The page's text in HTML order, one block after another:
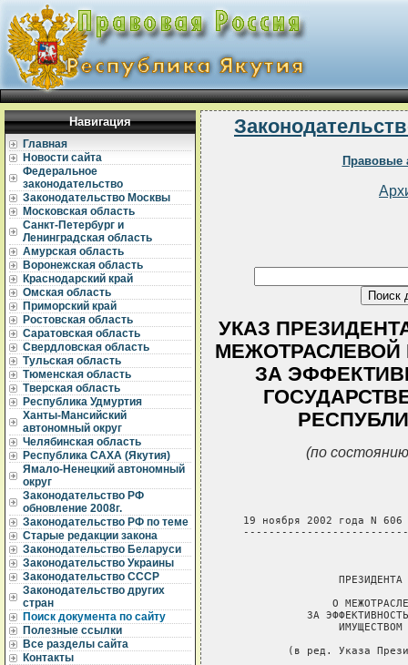
Навигация
Главная
Новости сайта
Федеральное
законодательство
Законодательство Москвы
Московская область
Санкт-Петербург и
Ленинградская область
Амурская область
Воронежская область
Краснодарский край
Омская область
Приморский край
Ростовская область
Саратовская область
Свердловская область
Тульская область
Тюменская область
Тверская область
Республика Удмуртия
Ханты-Мансийский
автономный округ
Челябинская область
Республика САХА (Якутия)
Ямало-Ненецкий автономный
округ
Законодательство РФ
обновление 2008г.
Законодательство РФ по теме
Старые редакции закона
Законодательство Беларуси
Законодательство Украины
Законодательство СССР
Законодательство других
стран
Поиск документа по сайту
Полезные ссылки
Все разделы сайта
Контакты
Правовые
УКАЗ ПРЕЗИДЕНТА
ЗА
(по
   19 ноября 2002 года N 606
ПРЕЗИДЕНТА
О
ЗА
ИМУЩЕСТВОМ
(в ред. Указа